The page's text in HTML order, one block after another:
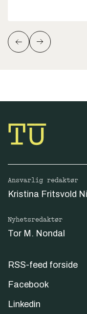
Ansvarlig redaktør
Kristina Fritsvold
Nyhetsredaktør
Tor M. Nondal
RSS-feed forside
Facebook
Linkedin